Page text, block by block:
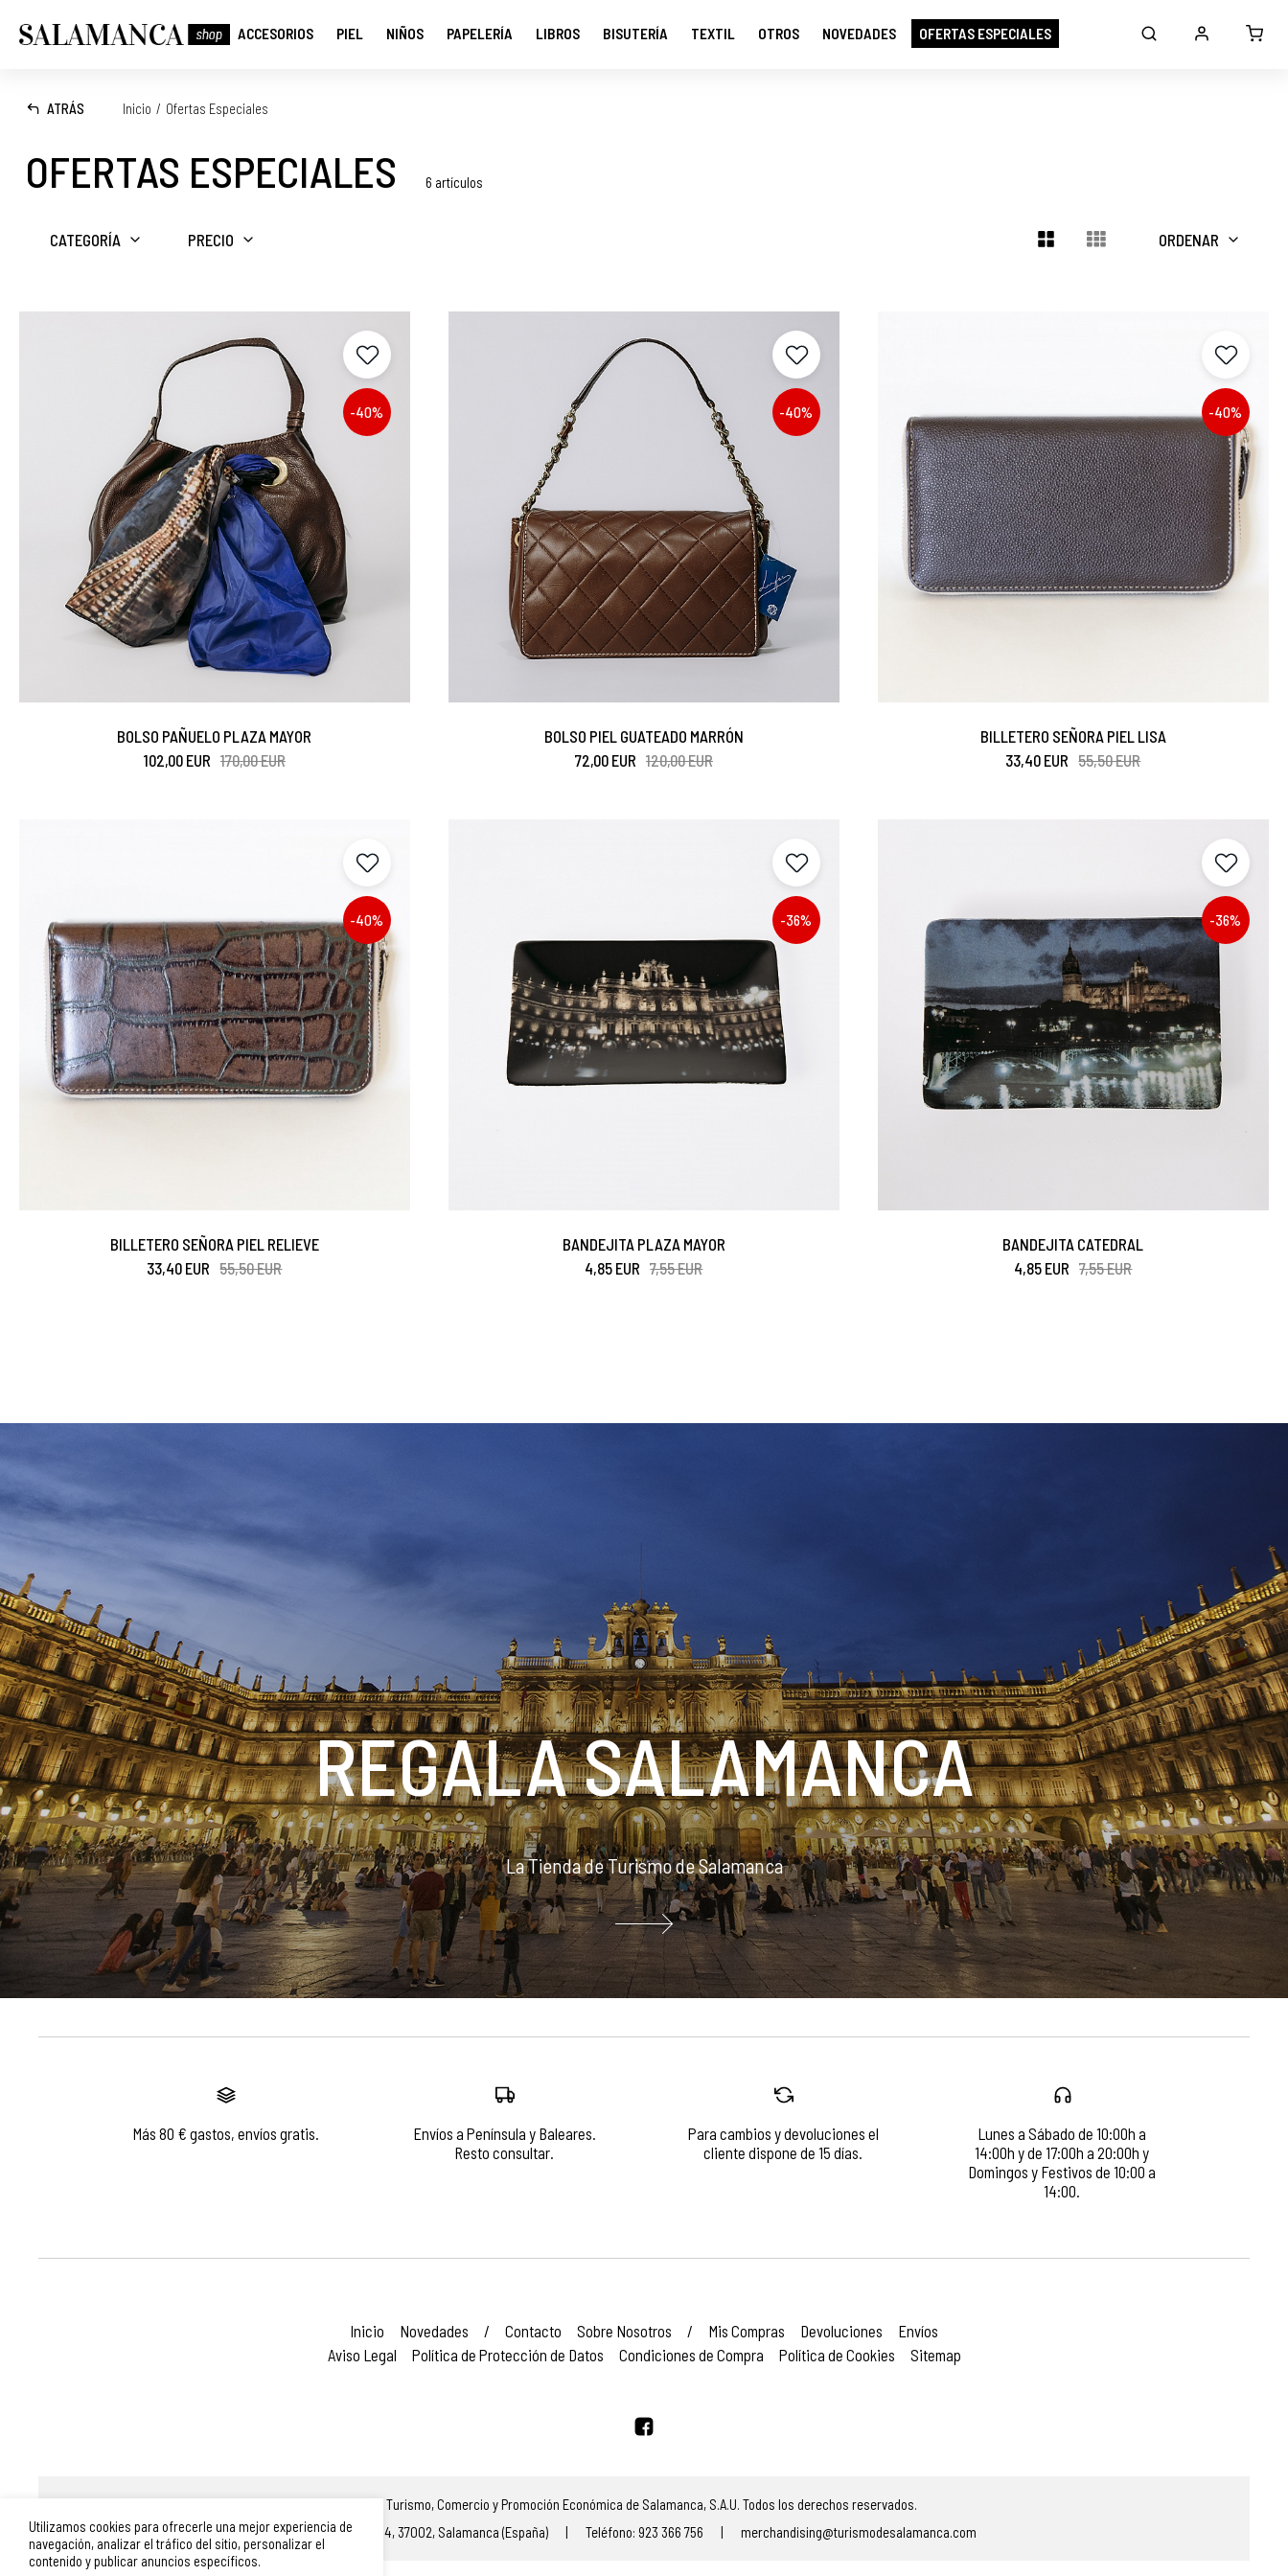
Utilizamos cookies para ofrecerle una mejor experiencia de
navegación, analizar el tráfico del sitio, personalizar el
contenido y publicar anuncios específicos.
ACCESORIOS PIEL NIÑOS PAPELERÍA LIBROS BISUTERÍA TEXTIL OTROS NOVEDADES OFERTAS ESPECIALES
ATRÁS Inicio / Ofertas Especiales
OFERTAS ESPECIALES 6 artículos
CATEGORÍA PRECIO ORDENAR
-40%
BOLSO PAÑUELO PLAZA MAYOR
102,00 EUR 170,00 EUR
-40%
BOLSO PIEL GUATEADO MARRÓN
72,00 EUR 120,00 EUR
-40%
BILLETERO SEÑORA PIEL LISA
33,40 EUR 55,50 EUR
-40%
BILLETERO SEÑORA PIEL RELIEVE
33,40 EUR 55,50 EUR
-36%
BANDEJITA PLAZA MAYOR
4,85 EUR 7,55 EUR
-36%
BANDEJITA CATEDRAL
4,85 EUR 7,55 EUR
REGALA SALAMANCA
La Tienda de Turismo de Salamanca
Más 80 € gastos, envíos gratis.
Envíos a Península y Baleares.
Resto consultar.
Para cambios y devoluciones el
cliente dispone de 15 días.
Lunes a Sábado de 10:00h a
14:00h y de 17:00h a 20:00h y
Domingos y Festivos de 10:00 a
14:00.
Inicio Novedades / Contacto Sobre Nosotros / Mis Compras Devoluciones
Envíos
Aviso Legal
Política de Protección de Datos Condiciones de Compra Política de Cookies Sitemap
© Turismo, Comercio y Promoción Económica de Salamanca, S.A.U. Todos los derechos reservados.
Plaza Mayor 14, 37002, Salamanca (España)
| Teléfono: 923 366 756 | merchandising@turismodesalamanca.com